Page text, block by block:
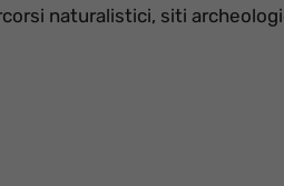
naturalistici, siti